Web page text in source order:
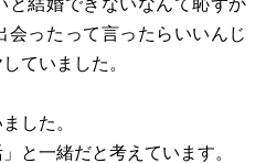
ったって言ったらいいんじ
ていました。
した。
と一緒だと考えています。